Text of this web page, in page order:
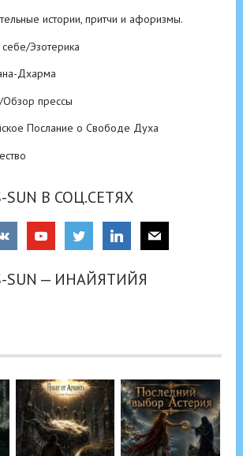
истории, притчи и афоризмы.
себе/Эзотерика
Дхарма
Обзор прессы
Послание о Свободе Духа
SUN В СОЦ.СЕТЯХ
SUN — ИНАЙЯТИЙЯ